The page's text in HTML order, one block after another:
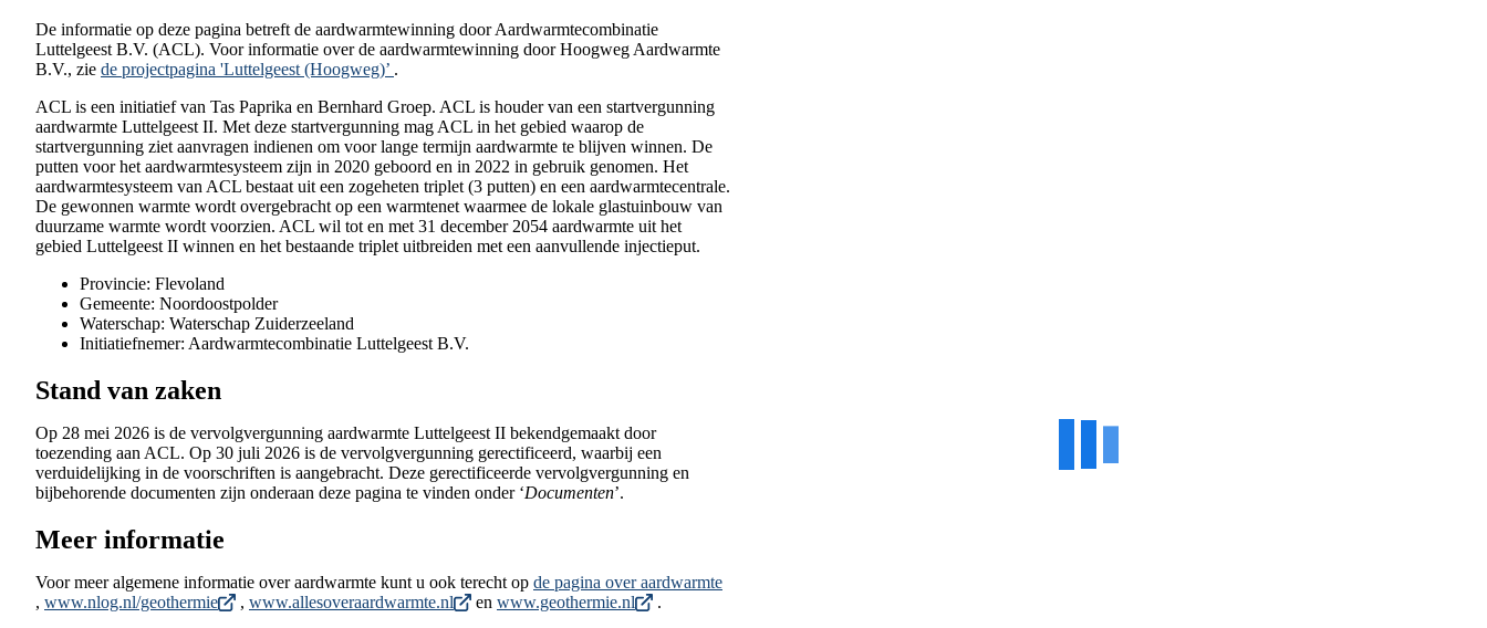
De informatie op deze pagina betreft de aardwarmtewinning door Aardwarmtecombinatie
Luttelgeest B.V. (ACL). Voor informatie over de aardwarmtewinning door Hoogweg Aardwarmte
B.V., zie de projectpagina 'Luttelgeest (Hoogweg)’ .
ACL is een initiatief van Tas Paprika en Bernhard Groep. ACL is houder van een startvergunning
aardwarmte Luttelgeest II. Met deze startvergunning mag ACL in het gebied waarop de
startvergunning ziet aanvragen indienen om voor lange termijn aardwarmte te blijven winnen. De
putten voor het aardwarmtesysteem zijn in 2020 geboord en in 2022 in gebruik genomen. Het
aardwarmtesysteem van ACL bestaat uit een zogeheten triplet (3 putten) en een aardwarmtecentrale.
De gewonnen warmte wordt overgebracht op een warmtenet waarmee de lokale glastuinbouw van
duurzame warmte wordt voorzien. ACL wil tot en met 31 december 2054 aardwarmte uit het
gebied Luttelgeest II winnen en het bestaande triplet uitbreiden met een aanvullende injectieput.
Provincie: Flevoland
Gemeente: Noordoostpolder
Waterschap: Waterschap Zuiderzeeland
Initiatiefnemer: Aardwarmtecombinatie Luttelgeest B.V.
Stand van zaken
Op 28 mei 2026 is de vervolgvergunning aardwarmte Luttelgeest II bekendgemaakt door
toezending aan ACL. Op 30 juli 2026 is de vervolgvergunning gerectificeerd, waarbij een
verduidelijking in de voorschriften is aangebracht. Deze gerectificeerde vervolgvergunning en
bijbehorende documenten zijn onderaan deze pagina te vinden onder ‘Documenten’.
Meer informatie
Voor meer algemene informatie over aardwarmte kunt u ook terecht op de pagina over aardwarmte
, www.nlog.nl/geothermie , www.allesoveraardwarmte.nl en www.geothermie.nl
.